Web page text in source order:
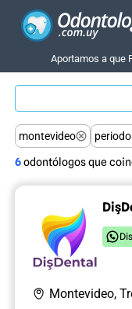
Aportamos a que
montevideo
6odontólogos que
Montevideo,